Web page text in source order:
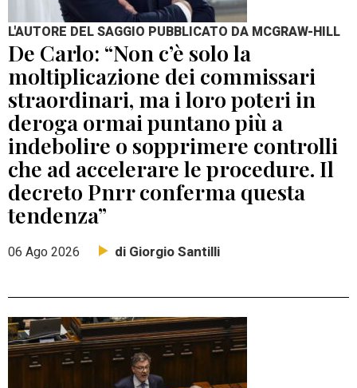
L'AUTORE DEL SAGGIO PUBBLICATO DA MCGRAW-HILL
De Carlo: “Non c’è solo la
moltiplicazione dei commissari
straordinari, ma i loro poteri in
deroga ormai puntano più a
indebolire o sopprimere controlli
che ad accelerare le procedure. Il
decreto Pnrr conferma questa
tendenza”
06 Ago 2026 di Giorgio Santilli